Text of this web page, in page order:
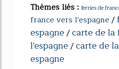
Thèmes liés : ferries de
france vers l'espagne/
espagne/carte de la
l'espagne/carte de
espagne